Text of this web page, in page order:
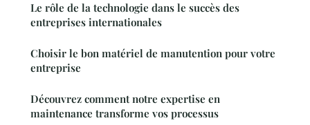
Le rôle de la technologie dans le succès des
entreprises internationales
Choisir le bon matériel de manutention pour votre
entreprise
Découvrez comment notre expertise en
maintenance transforme vos processus